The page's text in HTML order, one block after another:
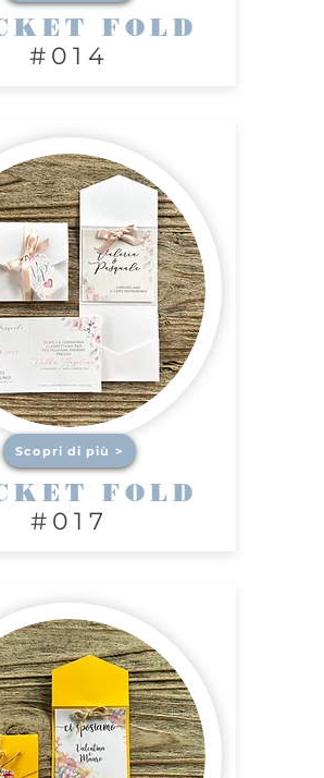
FOLD
#014
Scopri di più >
FOLD
#017